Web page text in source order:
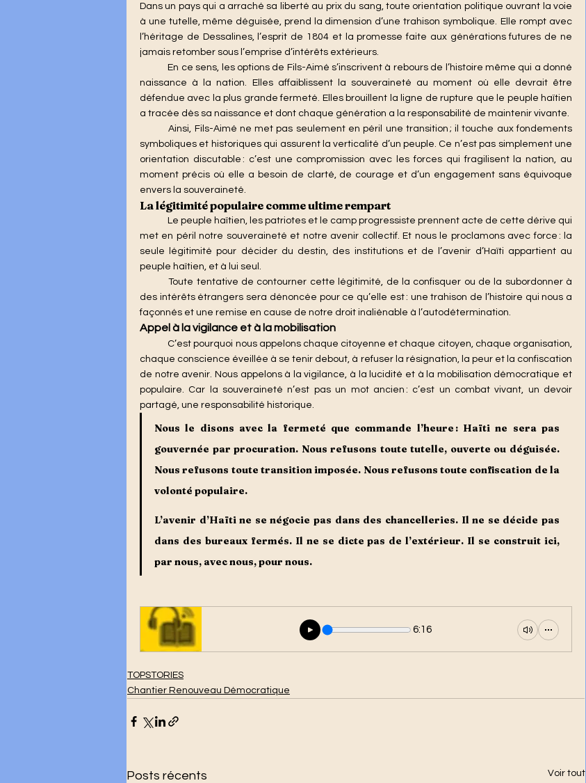
Dans un pays qui a arraché sa liberté au prix du sang, toute orientation politique ouvrant la voie
à une tutelle, même déguisée, prend la dimension d’une trahison symbolique.  Elle rompt avec
l’héritage de Dessalines, l’esprit de 1804 et la promesse faite aux générations futures de ne
jamais retomber sous l’emprise d’intérêts extérieurs.
	En ce sens, les options de Fils-Aimé s’inscrivent à rebours de l’histoire même qui a donné
naissance à la nation. Elles affaiblissent la souveraineté au moment où elle devrait être
défendue avec la plus grande fermeté. Elles brouillent la ligne de rupture que le peuple haïtien
a tracée dès sa naissance et dont chaque génération a la responsabilité de maintenir vivante.
	Ainsi, Fils-Aimé ne met pas seulement en péril une transition ; il touche aux fondements
symboliques et historiques qui assurent la verticalité d’un peuple. Ce n’est pas simplement une
orientation discutable : c’est une compromission avec les forces qui fragilisent la nation, au
moment précis où elle a besoin de clarté, de courage et d’un engagement sans équivoque
envers la souveraineté.
La légitimité populaire comme ultime rempart
Le peuple haïtien, les patriotes et le camp progressiste prennent acte de cette dérive qui
met en péril notre souveraineté et notre avenir collectif. Et nous le proclamons avec force : la
seule légitimité pour décider du destin, des institutions et de l’avenir d’Haïti appartient au
peuple haïtien, et à lui seul.
	Toute tentative de contourner cette légitimité, de la confisquer ou de la subordonner à
des intérêts étrangers sera dénoncée pour ce qu’elle est : une trahison de l’histoire qui nous a
façonnés et une remise en cause de notre droit inaliénable à l’autodétermination.
Appel à la vigilance et à la mobilisation
C’est pourquoi nous appelons chaque citoyenne et chaque citoyen, chaque organisation,
chaque conscience éveillée à se tenir debout, à refuser la résignation, la peur et la confiscation
de notre avenir. Nous appelons à la vigilance, à la lucidité et à la mobilisation démocratique et
populaire. Car la souveraineté n’est pas un mot ancien : c’est un combat vivant, un devoir
partagé, une responsabilité historique.
Nous le disons avec la fermeté que commande l’heure : Haïti ne sera pas
gouvernée par procuration. Nous refusons toute tutelle, ouverte ou déguisée.
Nous refusons toute transition imposée. Nous refusons toute confiscation de la
volonté populaire.
L’avenir d’Haïti ne se négocie pas dans des chancelleries. Il ne se décide pas
dans des bureaux fermés. Il ne se dicte pas de l’extérieur. Il se construit ici,
par nous, avec nous, pour nous.
6:16
TOPSTORIES
Chantier Renouveau Démocratique
Posts récents Voir tout